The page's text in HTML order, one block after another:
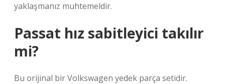
yaklaşmanız muhtemeldir.
Passat hız sabitleyici takılır
mi?
Bu orijinal bir Volkswagen yedek parça setidir.